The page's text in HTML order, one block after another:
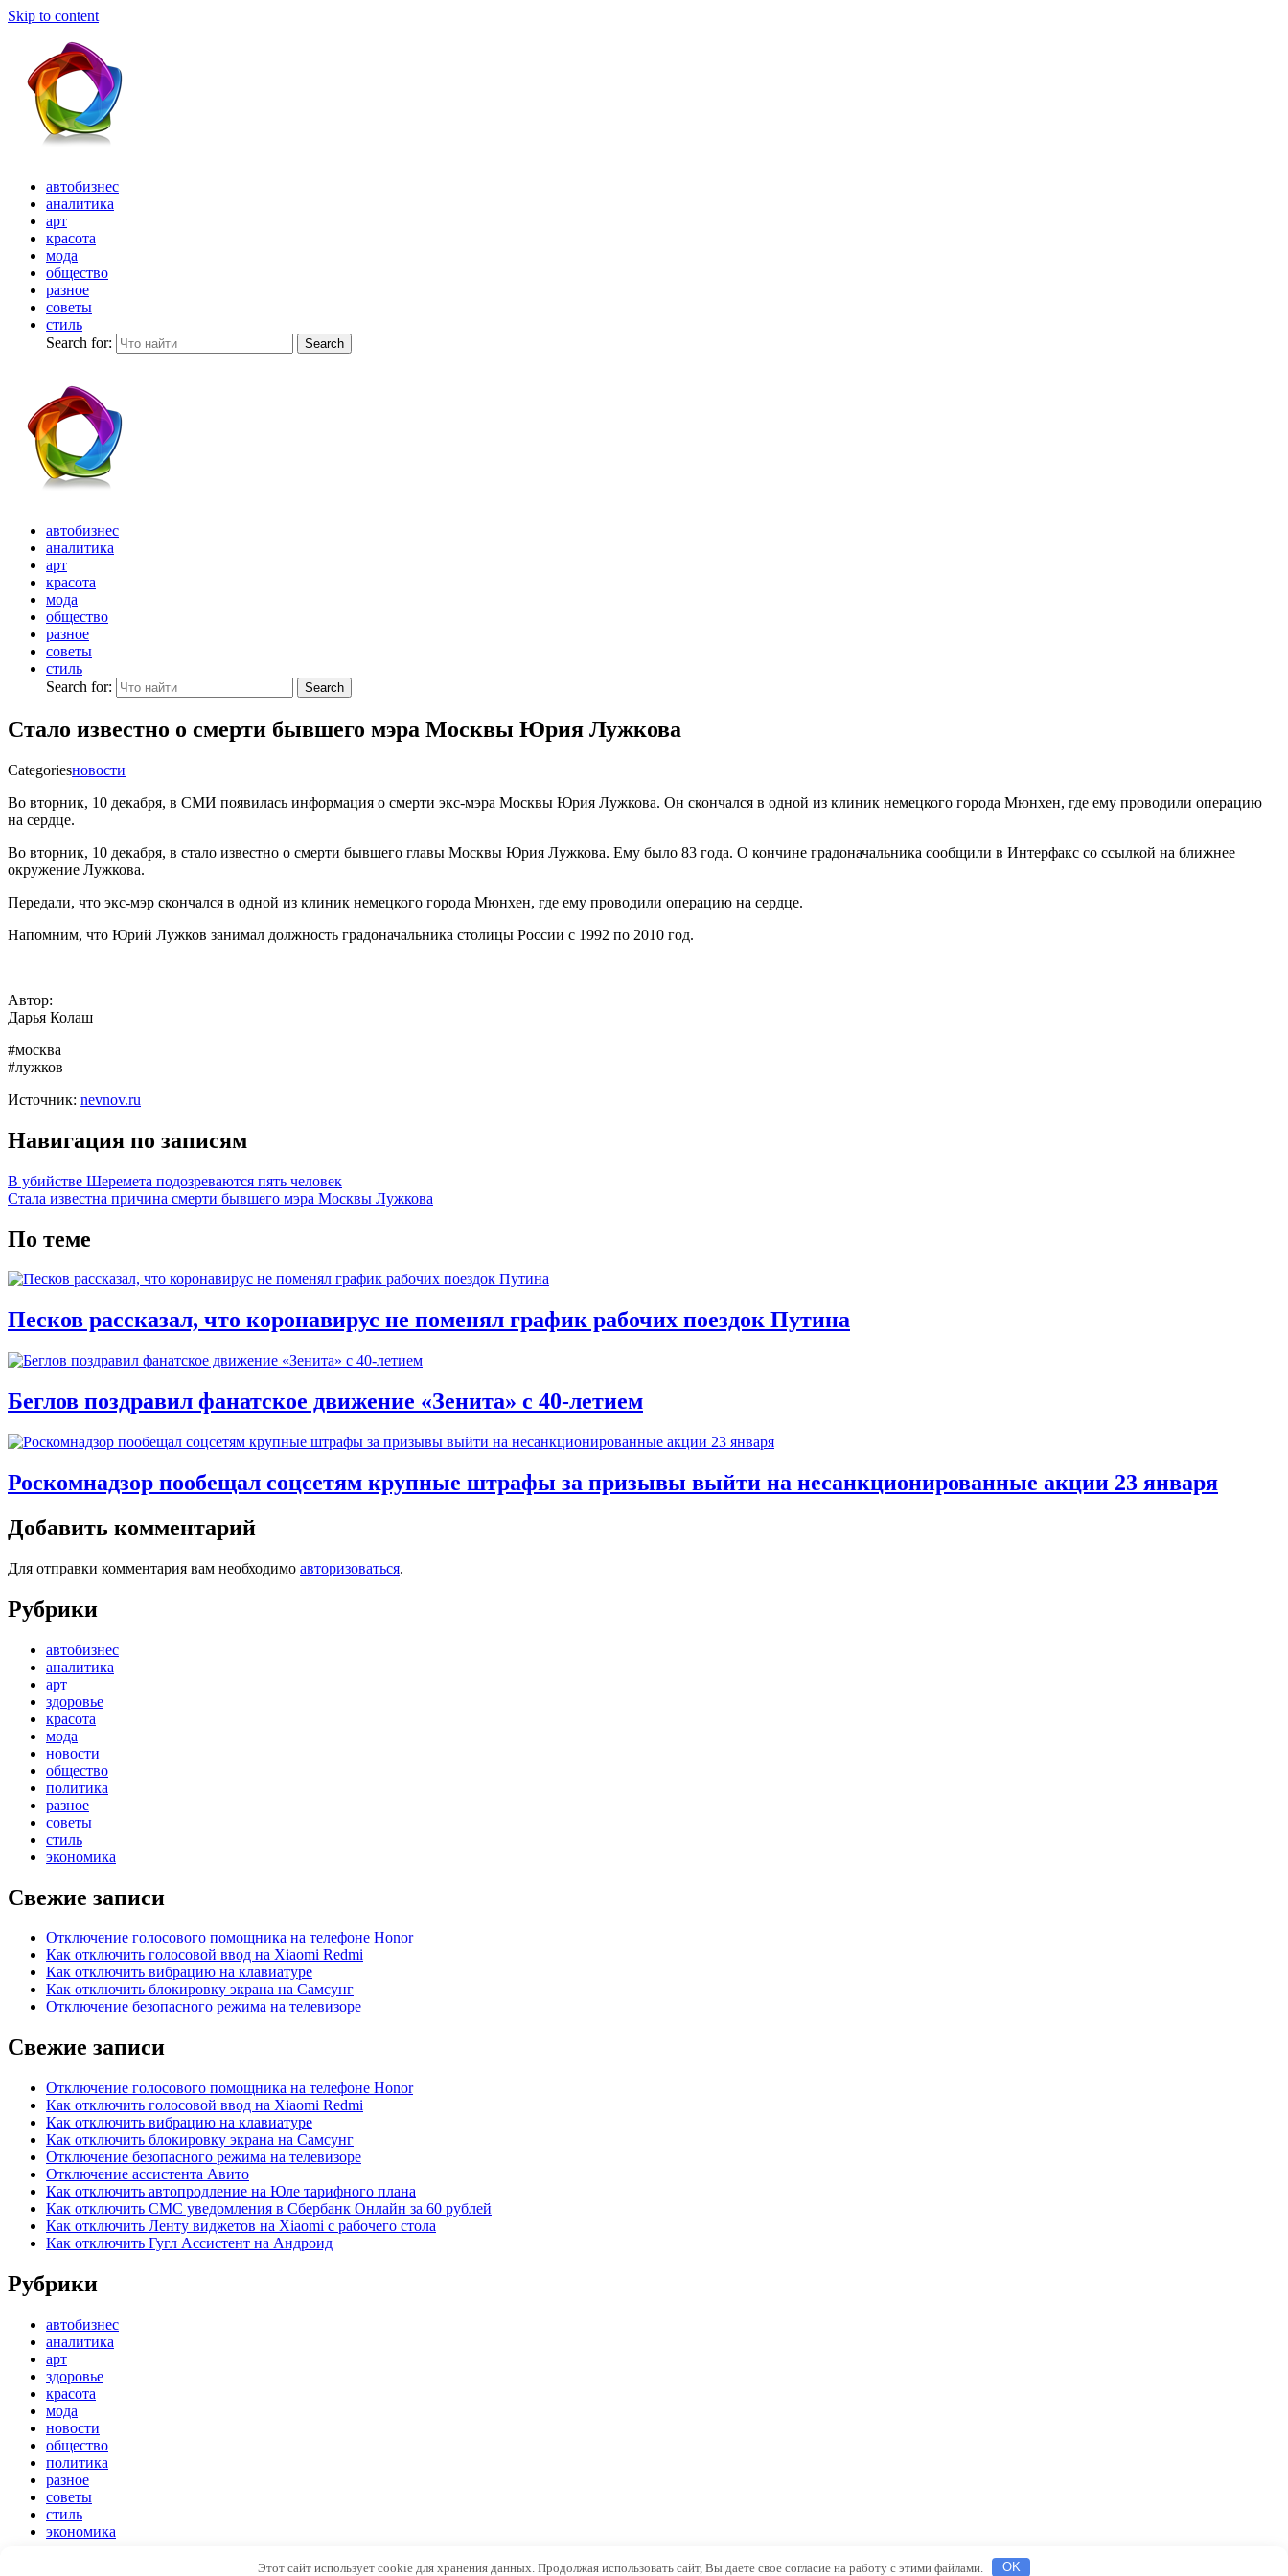
Skip to content
автобизнес
аналитика
арт
красота
мода
общество
разное
советы
стиль
Search for:
Search
автобизнес
аналитика
арт
красота
мода
общество
разное
советы
стиль
Search for:
Search
Стало известно о смерти бывшего мэра Москвы Юрия Лужкова
Categoriesновости
Во вторник, 10 декабря, в СМИ появилась информация о смерти экс-мэра Москвы Юрия Лужкова. Он скончался в одной из клиник немецкого города Мюнхен, где ему проводили операцию
на сердце.
Во вторник, 10 декабря, в стало известно о смерти бывшего главы Москвы Юрия Лужкова. Ему было 83 года. О кончине градоначальника сообщили в Интерфакс со ссылкой на ближнее
окружение Лужкова.
Передали, что экс-мэр скончался в одной из клиник немецкого города Мюнхен, где ему проводили операцию на сердце.
Напомним, что Юрий Лужков занимал должность градоначальника столицы России с 1992 по 2010 год.
Автор:
Дарья Колаш
#москва
#лужков
Источник: nevnov.ru
Навигация по записям
В убийстве Шеремета подозреваются пять человек
Стала известна причина смерти бывшего мэра Москвы Лужкова
По теме
Песков рассказал, что коронавирус не поменял график рабочих поездок Путина
Беглов поздравил фанатское движение «Зенита» с 40-летием
Роскомнадзор пообещал соцсетям крупные штрафы за призывы выйти на несанкционированные акции 23 января
Добавить комментарий
Для отправки комментария вам необходимо авторизоваться.
Рубрики
автобизнес
аналитика
арт
здоровье
красота
мода
новости
общество
политика
разное
советы
стиль
экономика
Свежие записи
Отключение голосового помощника на телефоне Honor
Как отключить голосовой ввод на Xiaomi Redmi
Как отключить вибрацию на клавиатуре
Как отключить блокировку экрана на Самсунг
Отключение безопасного режима на телевизоре
Свежие записи
Отключение голосового помощника на телефоне Honor
Как отключить голосовой ввод на Xiaomi Redmi
Как отключить вибрацию на клавиатуре
Как отключить блокировку экрана на Самсунг
Отключение безопасного режима на телевизоре
Отключение ассистента Авито
Как отключить автопродление на Юле тарифного плана
Как отключить СМС уведомления в Сбербанк Онлайн за 60 рублей
Как отключить Ленту виджетов на Xiaomi с рабочего стола
Как отключить Гугл Ассистент на Андроид
Рубрики
автобизнес
аналитика
арт
здоровье
красота
мода
новости
общество
политика
разное
советы
стиль
экономика
. Все права защищены
Этот сайт использует cookie для хранения данных. Продолжая использовать сайт, Вы даете свое согласие на работу с этими файлами. OK